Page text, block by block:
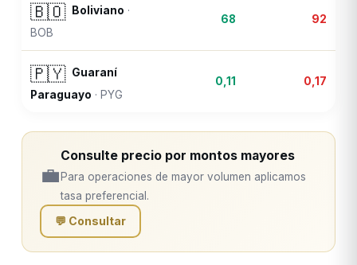
🇧🇴 Boliviano ·
BOB
68 92
🇵🇾 Guaraní
Paraguayo · PYG
0,11 0,17
💼
Consulte precio por montos mayores
Para operaciones de mayor volumen aplicamos
tasa preferencial.
💬 Consultar